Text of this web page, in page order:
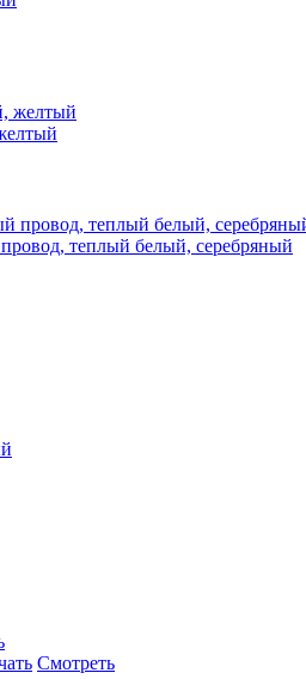
теплый белый, серебряный
Смотреть